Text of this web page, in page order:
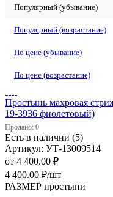
Популярный (убывание)
Популярный (возрастание)
По цене (убывание)
По цене (возрастание)
Простынь махровая
19-3936 фиолетовый)
Продано: 0
Есть в наличии (5)
Артикул: УТ-13009514
от 4 400.00 ₽
4 400.00 ₽/шт
РАЗМЕР простыни